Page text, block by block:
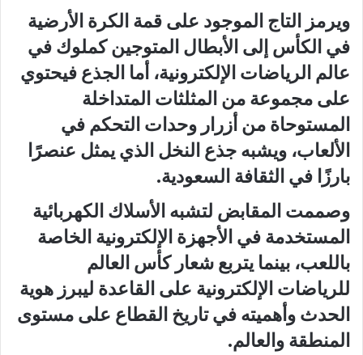
ويرمز التاج الموجود على قمة الكرة الأرضية
في الكأس إلى الأبطال المتوجين كملوك في
عالم الرياضات الإلكترونية، أما الجذع فيحتوي
على مجموعة من المثلثات المتداخلة
المستوحاة من أزرار وحدات التحكم في
الألعاب، ويشبه جذع النخل الذي يمثل عنصرًا
بارزًا في الثقافة السعودية.
وصممت المقابض لتشبه الأسلاك الكهربائية
المستخدمة في الأجهزة الإلكترونية الخاصة
باللعب، بينما يتربع شعار كأس العالم
للرياضات الإلكترونية على القاعدة ليبرز هوية
الحدث وأهميته في تاريخ القطاع على مستوى
المنطقة والعالم.